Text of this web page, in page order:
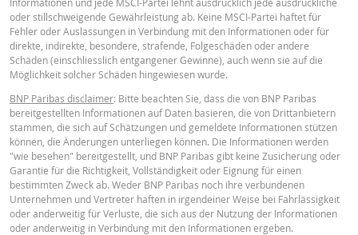
Rechner bereitgestellten Informationen und übernimmt keinerlei Haftung
direkte, indirekte, besondere, zufällige, immaterielle oder Folgeschäden
(einschliesslich entgangenen Gewinns), die in irgendeiner Weise aus der
Verwendung des Rechners durch Sie entstehen oder Ihre Berater oder die
enthaltenen Informationen. Die eingegebenen Wechselkursdaten stammen
BNP Paribas und gelten ausschliesslich zu dem angegebenen Datum. Die
Rechner angezeigten Preise sind Richtwerte und dienen nur zu
Informationszwecken. Preisinformationen sind keine Aufforderung oder ein
Angebot zum Kauf oder Verkauf von Wertpapieren oder anderen
Finanzinstrumenten. Die Informationen sind ausschließlich für die
beabsichtigten Empfänger bestimmt. Ohne die vorherige ausdrückliche
Genehmigung von BNP Paribas ist es nicht gestattet, diese Informationen
oder teilweise für irgendeinen Zweck zu reproduzieren, zu verbreiten oder
kopieren. Für weitere Informationen kontaktieren Sie bitte BNP Paribas.
Key Information Document (EN)
Key Information Document (FR)
PREISINFORMATION
Latest Product Quotes CSV
oder stillschweigende Gewährleistung ab. Keine MSCI-Partei haftet für
Fehler oder Auslassungen in Verbindung mit den Informationen oder für
direkte, indirekte, besondere, strafende, Folgeschäden oder andere
Schäden (einschliesslich entgangener Gewinne), auch wenn sie auf die
Möglichkeit solcher Schäden hingewiesen wurde.
BNP Paribas disclaimer: Bitte beachten Sie, dass die von BNP Paribas
bereitgestellten Informationen auf Daten basieren, die von Drittanbietern
stammen, die sich auf Schätzungen und gemeldete Informationen stützen
können, die Änderungen unterliegen können. Die Informationen werden
"wie besehen" bereitgestellt, und BNP Paribas gibt keine Zusicherung oder
Garantie für die Richtigkeit, Vollständigkeit oder Eignung für einen
bestimmten Zweck ab. Weder BNP Paribas noch ihre verbundenen
Unternehmen und Vertreter haften in irgendeiner Weise bei Fahrlässigkeit
oder anderweitig für Verluste, die sich aus der Nutzung der Informationen
oder anderweitig in Verbindung mit den Informationen ergeben.